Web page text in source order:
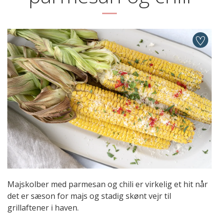
Majskolber med parmesan og chili er virkelig et hit når
det er sæson for majs og stadig skønt vejr til
grillaftener i haven.